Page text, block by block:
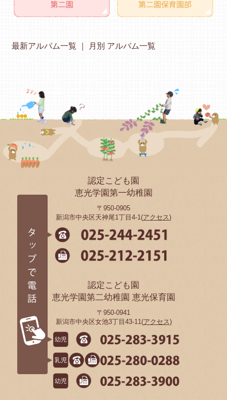
最新アルバム一覧 月別 アルバム一覧
認定こども園
恵光学園第一幼稚園
〒950-0905
新潟市中央区天神尾1丁目4-1(アクセス)
認定こども園
恵光学園第二幼稚園 恵光保育園
〒950-0941
新潟市中央区女池3丁目43-11(アクセス)